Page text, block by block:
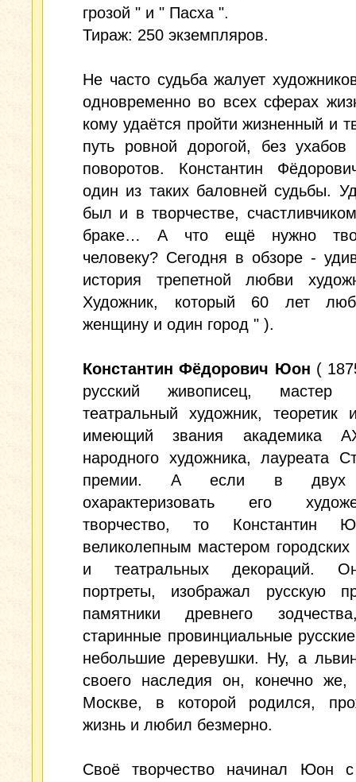
грозой " и " Пасха ".
Тираж: 250 экземпляров.
Не часто судьба жалует
одновременно во всех сферах
кому удаётся пройти жизненный и
путь ровной дорогой, без ухабов
поворотов. Константин
один из таких баловней судьбы.
был и в творчестве,
браке… А что ещё нужно
человеку? Сегодня в обзоре -
история трепетной любви
Художник, который 60 лет
женщину и один город " ).
Константин Фёдорович Юон (
русский живописец, мастер
театральный художник, теоретик
имеющий звания академика
народного художника, лауреата
премии. А если в двух
охарактеризовать его
творчество, то Константин
великолепным мастером городских
и театральных декораций.
портреты, изображал русскую
памятники древнего
старинные провинциальные
небольшие деревушки. Ну, а
своего наследия он, конечно же,
Москве, в которой родился,
жизнь и любил безмерно.
Своё творчество начинал Юон